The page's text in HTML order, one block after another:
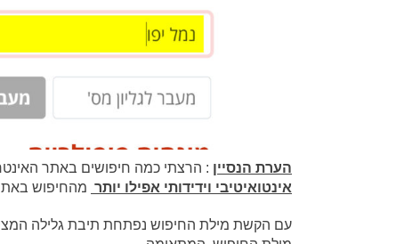
הערת הנסיין : הרצתי כמה חיפושים באתר
אינטואיטיבי וידידותי אפילו יותר מהחיפוש
עם הקשת מילת החיפוש נפתחת תיבת גלילה